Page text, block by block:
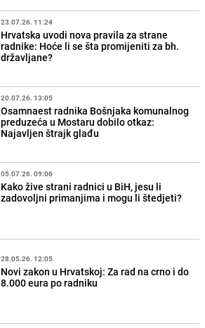
23.07.26. 11:24
Hrvatska uvodi nova pravila za strane
radnike: Hoće li se šta promijeniti za bh.
državljane?
20.07.26. 13:05
Osamnaest radnika Bošnjaka komunalnog
preduzeća u Mostaru dobilo otkaz:
Najavljen štrajk glađu
05.07.26. 09:06
Kako žive strani radnici u BiH, jesu li
zadovoljni primanjima i mogu li štedjeti?
28.05.26. 12:05
Novi zakon u Hrvatskoj: Za rad na crno i do
8.000 eura po radniku